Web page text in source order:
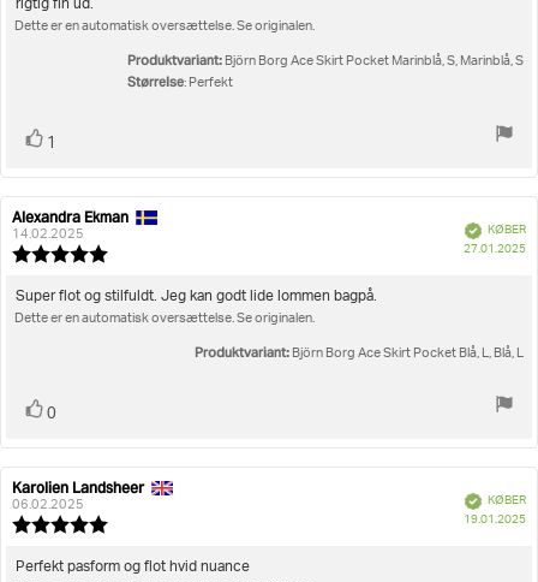
rigtig fin ud.
Dette er en automatisk oversættelse. Se originalen.
Produktvariant: Björn Borg Ace Skirt Pocket Marinblå, S, Marinblå, S
Størrelse: Perfekt
Stem
1
Forfatter
af
bedømmelsen:
Alexandra Ekman
14.02.2025
ud
Verificeret
KØBER
27.01.2025
Tekst
til
Super flot og stilfuldt. Jeg kan godt lide lommen bagpå.
Dette er en automatisk oversættelse. Se originalen.
Produktvariant: Björn Borg Ace Skirt Pocket Blå, L, Blå, L
Stem
0
Forfatter
af
bedømmelsen:
Karolien Landsheer
06.02.2025
ud
Verificeret
KØBER
19.01.2025
Tekst
Perfekt pasform og flot hvid nuance